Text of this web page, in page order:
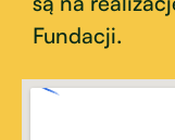
Fundacji.